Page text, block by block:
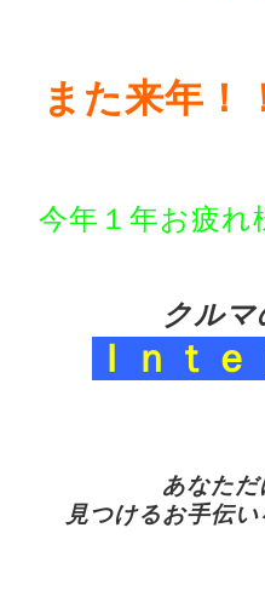
また来年！
今年１年お疲
クルマ
Ｉｎｔｅ
あなただ
見つけるお手伝い